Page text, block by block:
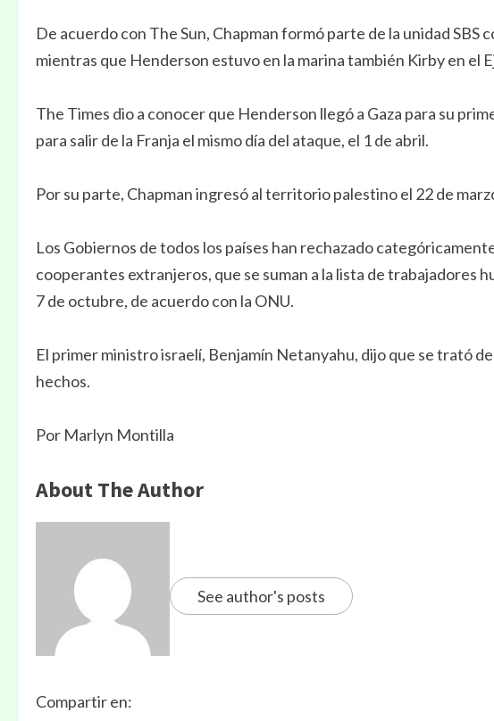
De acuerdo con The Sun, Chapman formó parte de la unidad
mientras que Henderson estuvo en la marina también Kirby en el
The Times dio a conocer que Henderson llegó a Gaza para su
para salir de la Franja el mismo día del ataque, el 1 de abril.
Por su parte, Chapman ingresó al territorio palestino el 22 de
Los Gobiernos de todos los países han rechazado
cooperantes extranjeros, que se suman a la lista de trabajadores
7 de octubre, de acuerdo con la ONU.
El primer ministro israelí, Benjamín Netanyahu, dijo que se trató
hechos.
Por Marlyn Montilla
About The Author
See author's posts
Compartir en: